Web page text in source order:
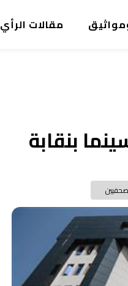
مقالات الرأي
بنقابة